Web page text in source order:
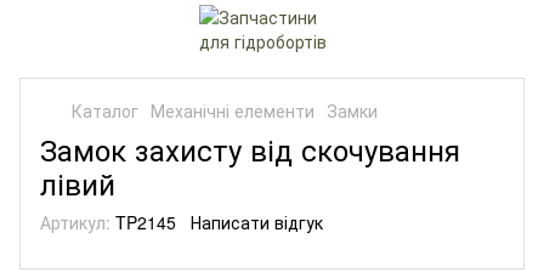
Каталог Механічні елементи Замки
Замок захисту від скочування
лівий
Артикул: TP2145 Написати відгук